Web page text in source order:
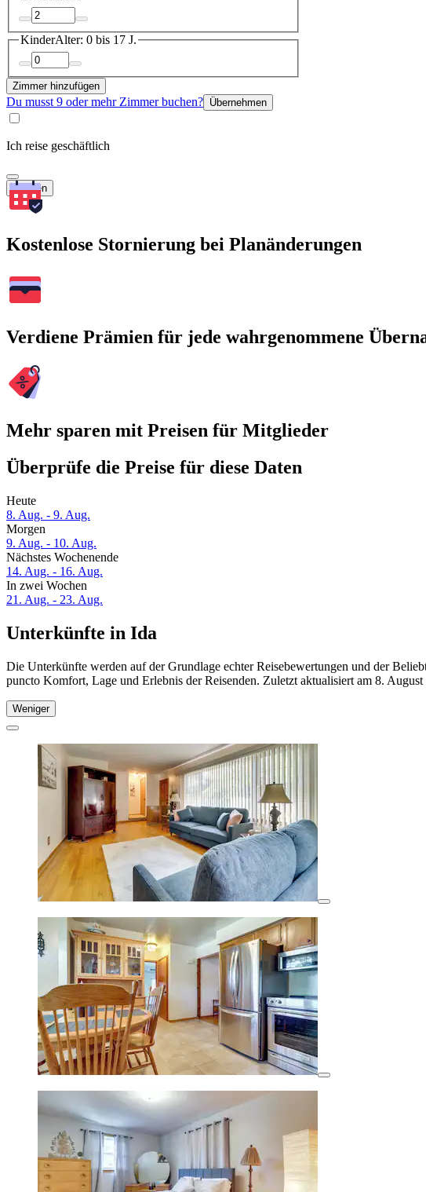
KinderAlter: 0 bis 17 J.
Zimmer hinzufügen
Du musst 9 oder mehr Zimmer buchen? Übernehmen
Ich reise geschäftlich
Suchen
Kostenlose Stornierung bei Planänderungen
Verdiene Prämien für jede wahrgenommene
Mehr sparen mit Preisen für Mitglieder
Überprüfe die Preise für diese Daten
Heute
8. Aug. - 9. Aug.
Morgen
9. Aug. - 10. Aug.
Nächstes Wochenende
14. Aug. - 16. Aug.
In zwei Wochen
21. Aug. - 23. Aug.
Unterkünfte in Ida
Die Unterkünfte werden auf der Grundlage echter Reisebewertungen und der
puncto Komfort, Lage und Erlebnis der Reisenden. Zuletzt aktualisiert am 8. August
Weniger